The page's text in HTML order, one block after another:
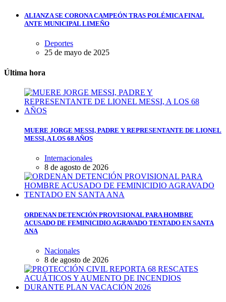
ALIANZA SE CORONA CAMPEÓN TRAS POLÉMICA FINAL
ANTE MUNICIPAL LIMEÑO
Deportes
25 de mayo de 2025
Última hora
MUERE JORGE MESSI, PADRE Y REPRESENTANTE DE LIONEL
MESSI, A LOS 68 AÑOS
Internacionales
8 de agosto de 2026
ORDENAN DETENCIÓN PROVISIONAL PARA HOMBRE
ACUSADO DE FEMINICIDIO AGRAVADO TENTADO EN SANTA
ANA
Nacionales
8 de agosto de 2026